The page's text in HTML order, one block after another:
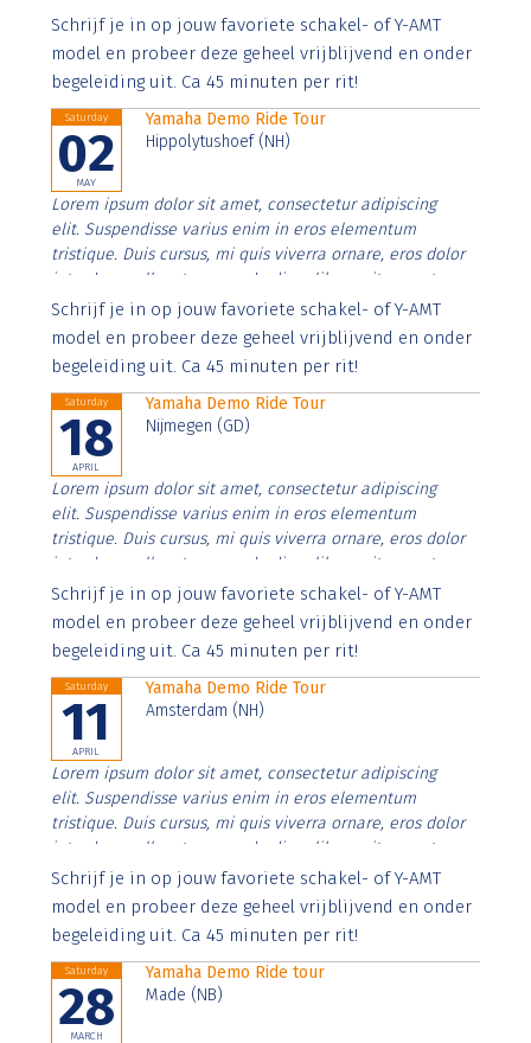
Aenean faucibus nibh et justo cursus id rutrum lorem
imperdiet. Nunc ut sem vitae risus tristique posuere.
Schrijf je in op jouw favoriete schakel- of Y-AMT
model en probeer deze geheel vrijblijvend en onder
begeleiding uit. Ca 45 minuten per rit!
Saturday
02
MAY
Yamaha Demo Ride Tour
Hippolytushoef (NH)
Lorem ipsum dolor sit amet, consectetur adipiscing
elit. Suspendisse varius enim in eros elementum
tristique. Duis cursus, mi quis viverra ornare, eros dolor
interdum nulla, ut commodo diam libero vitae erat.
Aenean faucibus nibh et justo cursus id rutrum lorem
imperdiet. Nunc ut sem vitae risus tristique posuere.
Schrijf je in op jouw favoriete schakel- of Y-AMT
model en probeer deze geheel vrijblijvend en onder
begeleiding uit. Ca 45 minuten per rit!
Saturday
18
APRIL
Yamaha Demo Ride Tour
Nijmegen (GD)
Lorem ipsum dolor sit amet, consectetur adipiscing
elit. Suspendisse varius enim in eros elementum
tristique. Duis cursus, mi quis viverra ornare, eros dolor
interdum nulla, ut commodo diam libero vitae erat.
Aenean faucibus nibh et justo cursus id rutrum lorem
imperdiet. Nunc ut sem vitae risus tristique posuere.
Schrijf je in op jouw favoriete schakel- of Y-AMT
model en probeer deze geheel vrijblijvend en onder
begeleiding uit. Ca 45 minuten per rit!
Saturday
11
APRIL
Yamaha Demo Ride Tour
Amsterdam (NH)
Lorem ipsum dolor sit amet, consectetur adipiscing
elit. Suspendisse varius enim in eros elementum
tristique. Duis cursus, mi quis viverra ornare, eros dolor
interdum nulla, ut commodo diam libero vitae erat.
Aenean faucibus nibh et justo cursus id rutrum lorem
imperdiet. Nunc ut sem vitae risus tristique posuere.
Schrijf je in op jouw favoriete schakel- of Y-AMT
model en probeer deze geheel vrijblijvend en onder
begeleiding uit. Ca 45 minuten per rit!
Saturday
28
MARCH
Yamaha Demo Ride tour
Made (NB)